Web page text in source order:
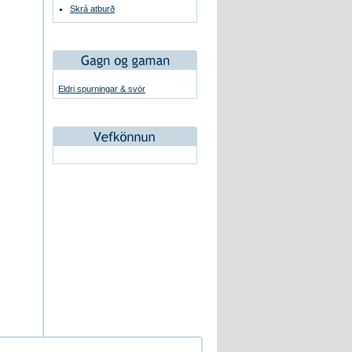
Skrá atburð
Eldri spurningar & svör